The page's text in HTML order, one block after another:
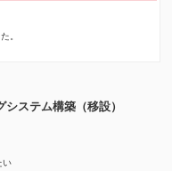
。
ステム構築（移設）
い